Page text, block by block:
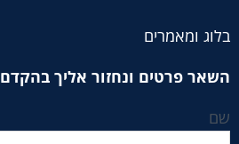
בלוג ומאמרים
השאר פרטים ונחזור אליך בהקדם
שם